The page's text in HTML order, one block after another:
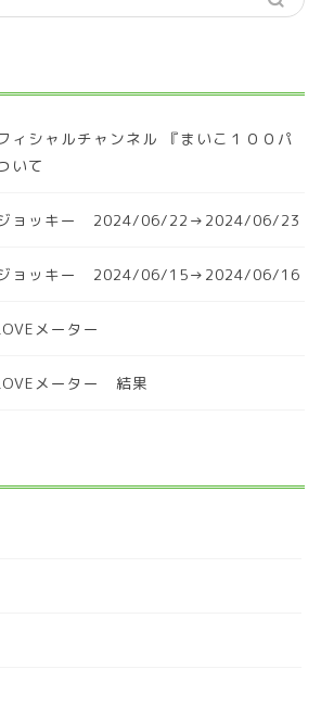
ィシャルチャンネル 『まいこ１００パ
いて
ジョッキー 2024/06/22→2024/06/23
ジョッキー 2024/06/15→2024/06/16
メーター
メーター 結果